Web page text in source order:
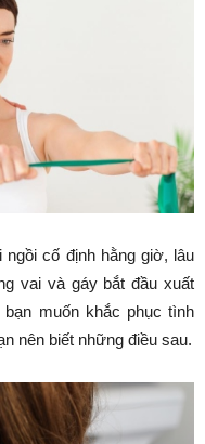
ngồi cố định hằng giờ, lâu
vai và gáy bắt đầu xuất
muốn khắc phục tình
nên biết những điều sau.